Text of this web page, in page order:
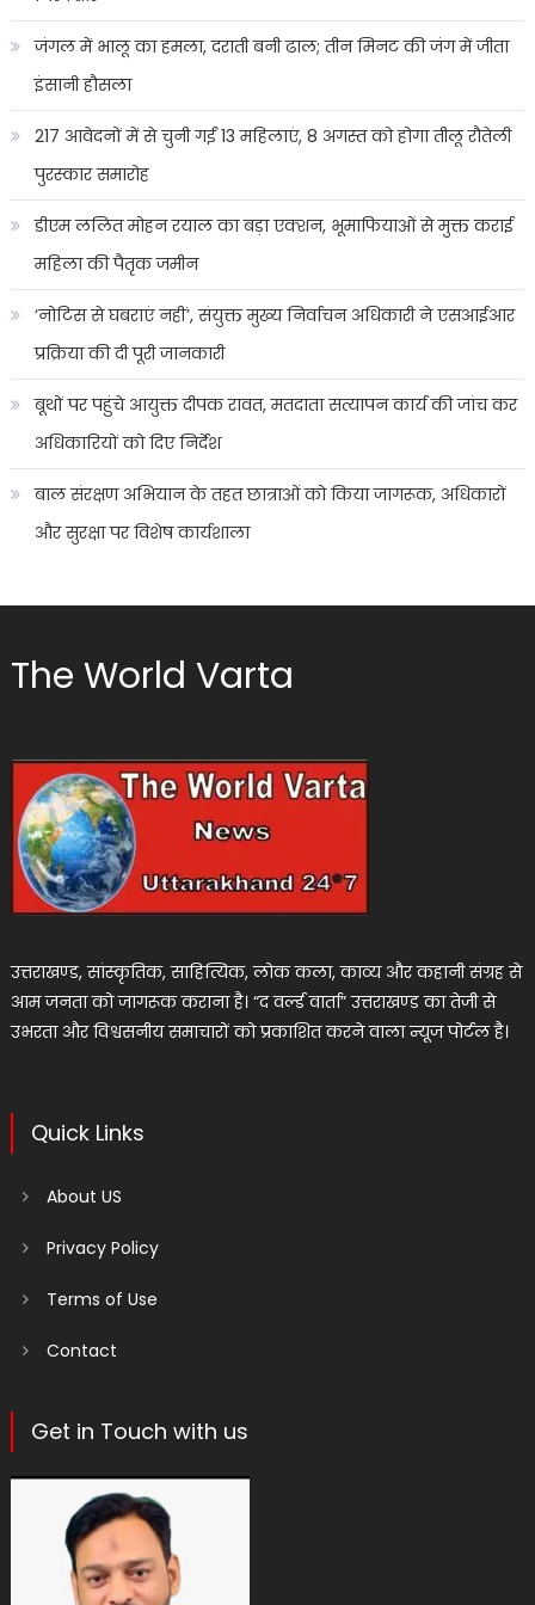
जंगल में भालू का हमला, दराती बनी ढाल; तीन मिनट की जंग में जीता
इंसानी हौसला
217 आवेदनों में से चुनी गईं 13 महिलाएं, 8 अगस्त को होगा तीलू रौतेली
पुरस्कार समारोह
डीएम ललित मोहन रयाल का बड़ा एक्शन, भूमाफियाओं से मुक्त कराई
महिला की पैतृक जमीन
‘नोटिस से घबराएं नहीं’, संयुक्त मुख्य निर्वाचन अधिकारी ने एसआईआर
प्रक्रिया की दी पूरी जानकारी
बूथों पर पहुंचे आयुक्त दीपक रावत, मतदाता सत्यापन कार्य की जांच कर
अधिकारियों को दिए निर्देश
बाल संरक्षण अभियान के तहत छात्राओं को किया जागरूक, अधिकारों
और सुरक्षा पर विशेष कार्यशाला
The World Varta
उत्तराखण्ड, सांस्कृतिक, साहित्यिक, लोक कला, काव्य और कहानी संग्रह से
आम जनता को जागरूक कराना है। “द वर्ल्ड वार्ता” उत्तराखण्ड का तेजी से
उभरता और विश्वसनीय समाचारों को प्रकाशित करने वाला न्यूज पोर्टल है।
Quick Links
About US
Privacy Policy
Terms of Use
Contact
Get in Touch with us